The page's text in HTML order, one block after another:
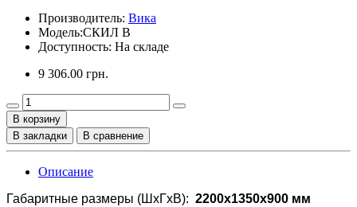
Производитель: Вика
Модель:СКИЛ В
Доступность: На складе
9 306.00 грн.
В корзину
В закладки
В сравнение
Описание
Габаритные размеры (ШхГхВ): 2200x1350x900 мм